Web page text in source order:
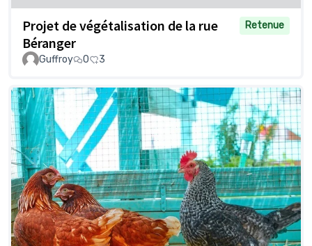
Projet de végétalisation de la rue
Béranger
Retenue
Guffroy 0 3